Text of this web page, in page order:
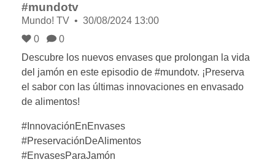
#mundotv
Mundo! TV
30/08/2024 13:00
0
0
Descubre los nuevos envases que prolongan la vida
del jamón en este episodio de #mundotv. ¡Preserva
el sabor con las últimas innovaciones en envasado
de alimentos!
#InnovaciónEnEnvases
#PreservaciónDeAlimentos
#EnvasesParaJamón